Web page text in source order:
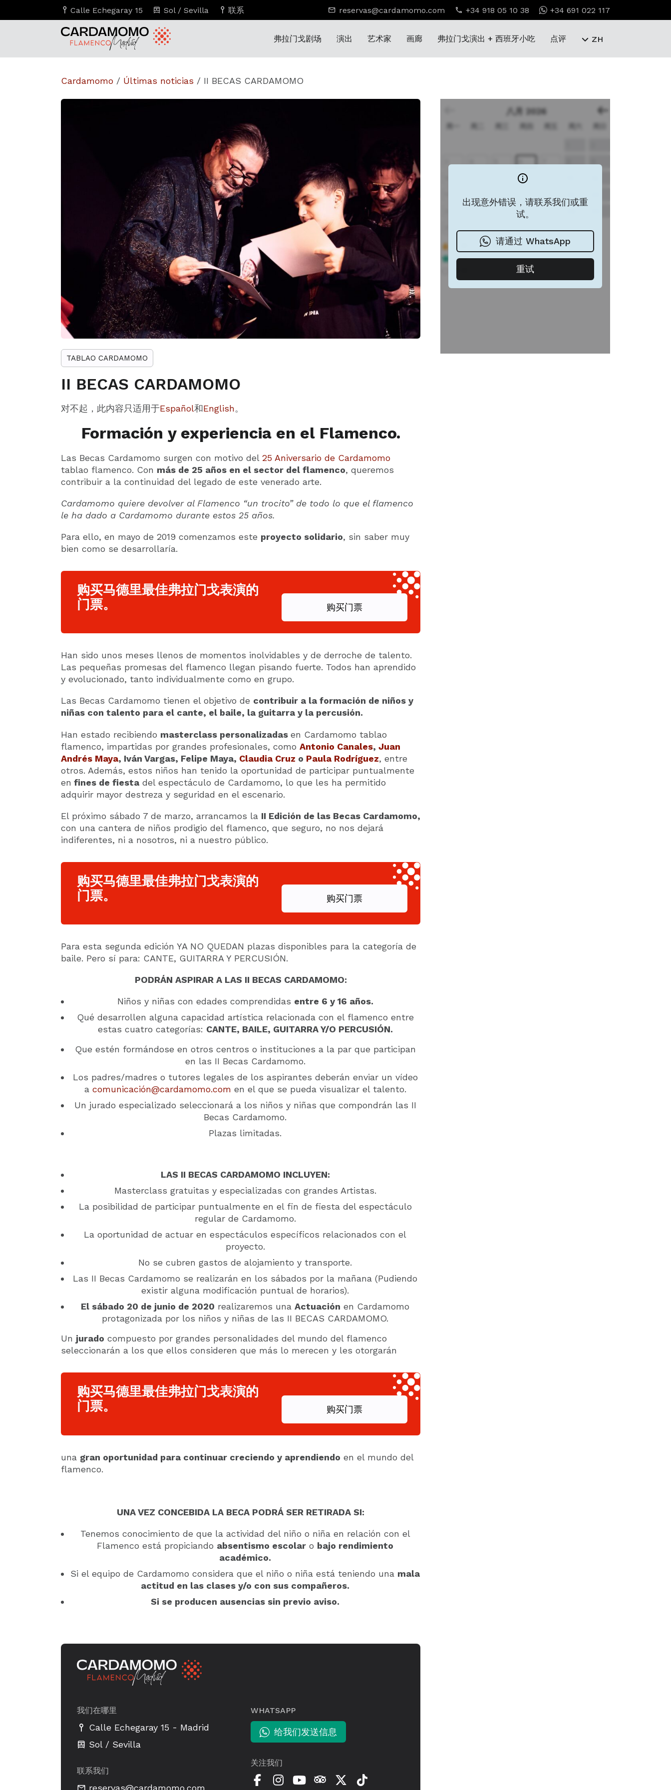
Calle Echegaray 15 Sol / Sevilla 联系 reservas@cardamomo.com +34 918 05 10 38 +34 691 022 117
弗拉门戈剧场 演出 艺术家 画廊 弗拉门戈演出 + 西班牙小吃 点评 ZH
Cardamomo / Últimas noticias / II BECAS CARDAMOMO
TABLAO CARDAMOMO
II BECAS CARDAMOMO
对不起，此内容只适用于Español和English。
Formación y experiencia en el Flamenco.
Las Becas Cardamomo surgen con motivo del25 Aniversario de Cardamomo
tablao flamenco. Con más de 25 años en el sector del flamenco, queremos
contribuir a la continuidad del legado de este venerado arte.
Cardamomo quiere devolver al Flamenco “un trocito” de todo lo que el flamenco
le ha dado a Cardamomo durante estos 25 años.
Para ello, en mayo de 2019 comenzamos este proyecto solidario, sin saber muy
bien como se desarrollaría.
购买马德里最佳弗拉门戈表演的
门票。
购买门票
Han sido unos meses llenos de momentos inolvidables y de derroche de talento.
Las pequeñas promesas del flamenco llegan pisando fuerte. Todos han aprendido
y evolucionado, tanto individualmente como en grupo.
Las Becas Cardamomo tienen el objetivo de contribuir a la formación de niños y
niñas con talento para el cante, el baile, la guitarra y la percusión.
Han estado recibiendo masterclass personalizadas en Cardamomo tablao
flamenco, impartidas por grandes profesionales, como Antonio Canales, Juan
Andrés Maya, Iván Vargas, Felipe Maya, Claudia Cruz o Paula Rodríguez, entre
otros. Además, estos niños han tenido la oportunidad de participar puntualmente
en fines de fiesta del espectáculo de Cardamomo, lo que les ha permitido
adquirir mayor destreza y seguridad en el escenario.
El próximo sábado 7 de marzo, arrancamos la II Edición de las Becas Cardamomo,
con una cantera de niños prodigio del flamenco, que seguro, no nos dejará
indiferentes, ni a nosotros, ni a nuestro público.
购买马德里最佳弗拉门戈表演的
门票。
购买门票
Para esta segunda edición YA NO QUEDAN plazas disponibles para la categoría de
baile. Pero sí para: CANTE, GUITARRA Y PERCUSIÓN.
PODRÁN ASPIRAR A LAS II BECAS CARDAMOMO:
Niños y niñas con edades comprendidas entre 6 y 16 años.
Qué desarrollen alguna capacidad artística relacionada con el flamenco entre
estas cuatro categorías: CANTE, BAILE, GUITARRA Y/O PERCUSIÓN.
Que estén formándose en otros centros o instituciones a la par que participan
en las II Becas Cardamomo.
Los padres/madres o tutores legales de los aspirantes deberán enviar un vídeo
a comunicación@cardamomo.com en el que se pueda visualizar el talento.
Un jurado especializado seleccionará a los niños y niñas que compondrán las II
Becas Cardamomo.
Plazas limitadas.
LAS II BECAS CARDAMOMO INCLUYEN:
Masterclass gratuitas y especializadas con grandes Artistas.
La posibilidad de participar puntualmente en el fin de fiesta del espectáculo
regular de Cardamomo.
La oportunidad de actuar en espectáculos específicos relacionados con el
proyecto.
No se cubren gastos de alojamiento y transporte.
Las II Becas Cardamomo se realizarán en los sábados por la mañana (Pudiendo
existir alguna modificación puntual de horarios).
El sábado 20 de junio de 2020 realizaremos una Actuación en Cardamomo
protagonizada por los niños y niñas de las II BECAS CARDAMOMO.
Un jurado compuesto por grandes personalidades del mundo del flamenco
seleccionarán a los que ellos consideren que más lo merecen y les otorgarán
购买马德里最佳弗拉门戈表演的
门票。
购买门票
una gran oportunidad para continuar creciendo y aprendiendo en el mundo del
flamenco.
UNA VEZ CONCEBIDA LA BECA PODRÁ SER RETIRADA SI:
Tenemos conocimiento de que la actividad del niño o niña en relación con el
Flamenco está propiciando absentismo escolar o bajo rendimiento
académico.
Si el equipo de Cardamomo considera que el niño o niña está teniendo una mala
actitud en las clases y/o con sus compañeros.
Si se producen ausencias sin previo aviso.
我们在哪里
Calle Echegaray 15 - Madrid
Sol / Sevilla
联系我们
reservas@cardamomo.com
WHATSAPP
给我们发送信息
关注我们